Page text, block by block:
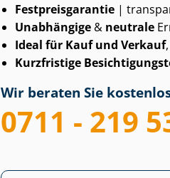
Fest­preis­ga­ran­tie |
Unabhängige & neutrale
Ideal für Kauf und Verkauf
Kurzfristige
Wir beraten Sie
0711 - 219